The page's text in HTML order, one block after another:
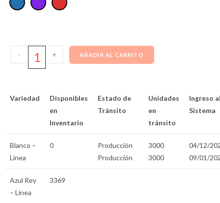
- + AÑADIR AL CARRITO
Variedad
Disponibles
en
Inventario
Estado de
Tránsito
Unidades
en
tránsito
Ingreso
Sistema
Blanco –
Linea
0
Producción
Producción
3000
3000
04/12/
09/01/
Azul Rey
– Linea
3369